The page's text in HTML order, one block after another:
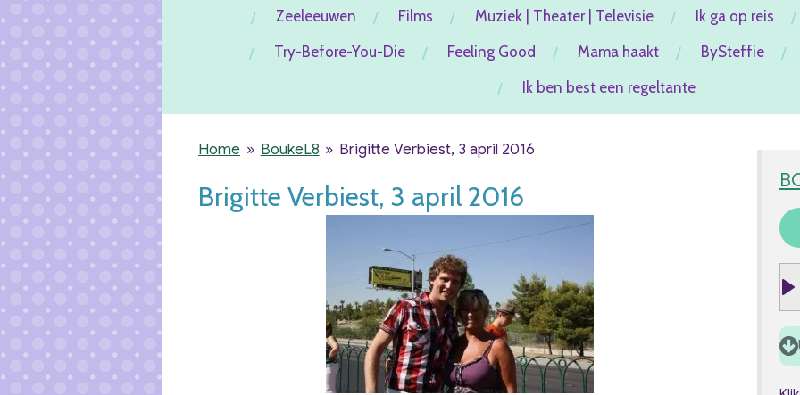
Zeeleeuwen
Films Muziek | Theater | Televisie Ik ga op reis
Try-Before-You-Die
Feeling Good Mama haakt BySteffie
Ik ben best een regeltante
Home » BoukeL8 » Brigitte Verbiest, 3 april 2016
Brigitte Verbiest, 3 april 2016
P
l
a